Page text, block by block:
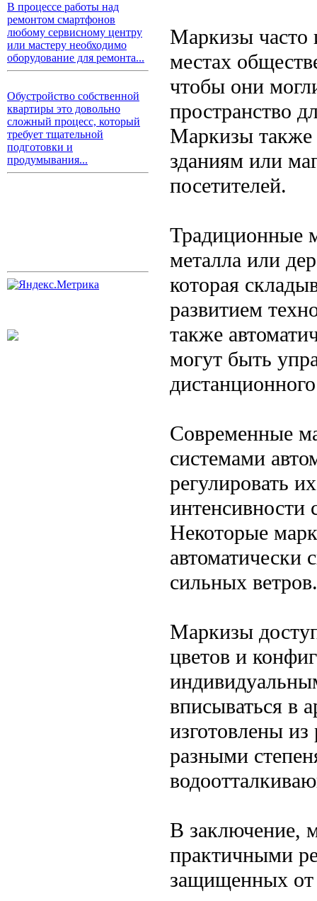
В процессе работы над
ремонтом смартфонов
любому сервисному центру
или мастеру необходимо
оборудование для ремонта...
Обустройство собственной
квартиры это довольно
сложный процесс, который
требует тщательной
подготовки и
продумывания...
Маркизы часто
местах
чтобы они
пространство
Маркизы также
зданиям или
посетителей.
Традиционные
металла или
которая
развитием
также
могут быть
Современные
системами
регулировать
интенсивности
Некоторые
автоматически
сильных ветров.
Маркизы
цветов и
вписываться в
изготовлены
разными
В заключение,
практичными
защищенных от